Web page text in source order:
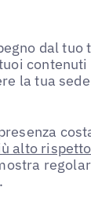
dal tuo
la tua
alto